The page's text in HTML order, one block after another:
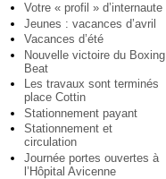
Votre « profil » d’internaute
Jeunes : vacances d’avril
Vacances d’été
Nouvelle victoire du Boxing
Beat
Les travaux sont terminés
place Cottin
Stationnement payant
Stationnement et
circulation
Journée portes ouvertes à
l’Hôpital Avicenne